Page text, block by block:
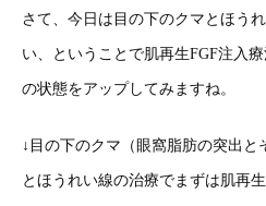
さて、今日は目の下のクマとほう
い、ということで肌再生FGF注入
の状態をアップしてみますね。
↓目の下のクマ（眼窩脂肪の突出と
とほうれい線の治療でまずは肌再